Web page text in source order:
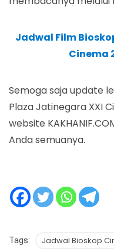
Jadwal Film
Cinema
Semoga saja update
Plaza Jatinegara XXI
website
Anda semuanya.
Tags: Jadwal Bioskop